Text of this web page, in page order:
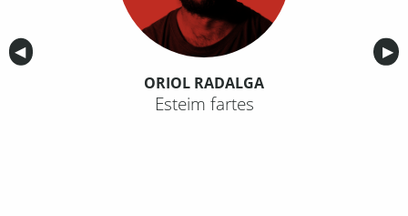
Anterior
◀︎ ▶︎
ORIOL RADALGA
Esteim fartes